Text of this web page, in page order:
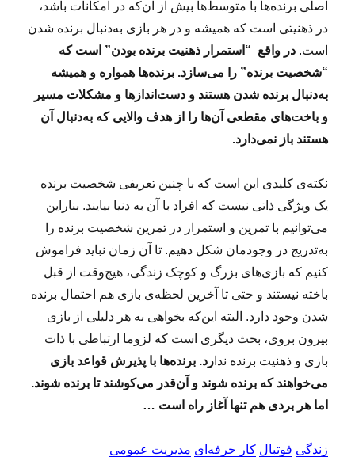
اصلی برنده‌ها با متوسط‌ها بیش از آن‌که در امکانات باشد،
در ذهنیتی است که همیشه و در هر بازی به‌دنبال برنده شدن
است.در واقع “استمرار ذهنیت برنده بودن” است که
“شخصیت برنده” را می‌سازد. برنده‌ها همواره و همیشه
به‌دنبال برنده شدن هستند و دست‌اندازها و مشکلات مسیر
و باخت‌های مقطعی آن‌ها را از هدف والایی که به‌دنبال آن
هستند باز نمی‌دارد.
نکته‌ی کلیدی این است که با چنین تعریفی شخصیت برنده
یک ویژگی ذاتی نیست که افراد با آن به‌ دنیا بیایند. بناراین
می‌توانیم با تمرین و استمرار در تمرین شخصیت برنده را
به‌تدریج در وجودمان شکل دهیم. تا آن زمان نباید فراموش
کنیم که بازی‌های بزرگ و کوچک زندگی، هیچ‌وقت از قبل
باخته نیستند و حتی تا آخرین لحظه‌ی بازی هم احتمال برنده
شدن وجود دارد. البته این‌که بخواهی به هر دلیلی از بازی
بیرون بروی، بحث دیگری است که لزوما ارتباطی با ذات
بازی و ذهنیت برنده ندارد. برنده‌ها با پذیرش قواعد بازی
می‌خواهند که برنده شوند و آن‌قدر می‌کوشند تا برنده شوند.
اما هر بردی هم تنها آغاز راه است …
زندگی فوتبال کار حرفه‌ای مدیریت عمومی